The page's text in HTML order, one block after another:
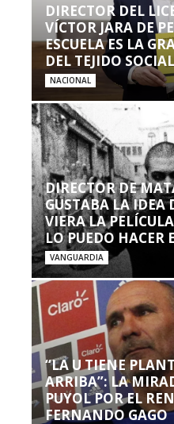
DIRECTOR DEL
VÍCTOR JARA DE
ESCUELA ES LA
DEL TEJIDO
NACIONAL
DIRECTOR DE
GUSTABA LA IDEA
VIERA LA
LO PUEDO HACER
VANGUARDIA
“LA U TIENE
ARRIBA”: LA
PUYOL POR EL
FERNANDO GAGO